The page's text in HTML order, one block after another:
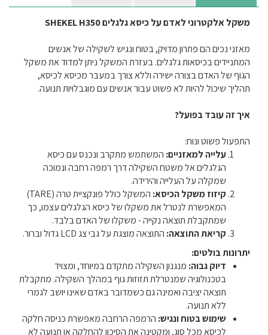
משקל אלקטרוני לאדם על כיסא גלגלים SHEKEL H350
מאזני נכים הם פתרון מדויק, בטוח ונגיש לשקילה של אנשים
המתניידים בכיסאות גלגלים. בעזרת המשקל ניתן למדוד את משקל
הגוף של האדם בצורה ישירה וללא צורך במעבר מכיסא לכיסא,
תהליך שיכול להיות לא פשוט עבור אנשים עם מוגבלויות תנועה.
איך זה עובד בפועל?
התפעול פשוט ונוח:
עלייה למאזניים: המשתמש מתקרב ונכנס עם כיסא
הגלגלים אל משטח השקילה דרך רמפה רחבה ונמוכה
שמקלה על העלייה והירידה.
קיזוז משקל הכיסא:
המשקל כולל פונקציית טרה (TARE)
המאפשרת לנטרל את משקלו של כיסא הגלגלים עצמו, כך
שמתקבלת תוצאה נקייה - משקלו של האדם בלבד.
קריאת התוצאה: התוצאה מוצגת על גבי צג LCD גדול וברור.
יתרונות בולטים:
דיוק גבוה: מנגנון השקילה מתקדם במיוחד, ומצויד
בטכנולוגיה שמנטרלת תזוזות גוף במהלך השקילה. מתקבלת
תוצאה יציבה ואמינה גם כשמדובר באדם שאינו יושב לגמרי
ללא תנועה.
שימוש בטוח ונגיש: הרמפה הרחבה מאפשרת כניסה חלקה
לכיסא מכל סוג, ומקטינה את הסיכון להחלקה או תנועה לא